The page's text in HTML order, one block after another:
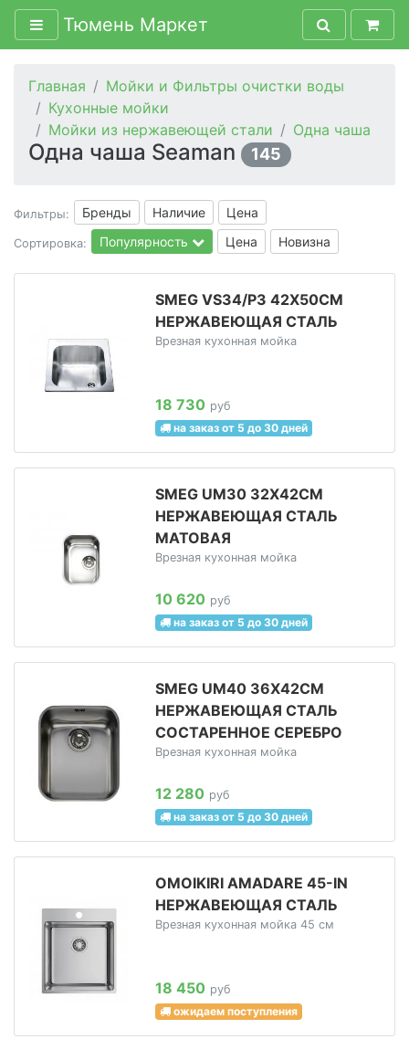
Тюмень Маркет
Главная
Мойки и Фильтры очистки воды
Кухонные мойки
Мойки из нержавеющей стали
Одна чаша
Одна чаша Seaman 145
Фильтры: Бренды Наличие Цена
Сортировка: Популярность Цена Новизна
SMEG VS34/P3 42Х50СМ
НЕРЖАВЕЮЩАЯ СТАЛЬ
Врезная кухонная мойка
18 730 руб
на заказ от 5 до 30 дней
SMEG UM30 32Х42СМ
НЕРЖАВЕЮЩАЯ СТАЛЬ
МАТОВАЯ
Врезная кухонная мойка
10 620 руб
на заказ от 5 до 30 дней
SMEG UM40 36Х42СМ
НЕРЖАВЕЮЩАЯ СТАЛЬ
СОСТАРЕННОЕ СЕРЕБРО
Врезная кухонная мойка
12 280 руб
на заказ от 5 до 30 дней
OMOIKIRI AMADARE 45-IN
НЕРЖАВЕЮЩАЯ СТАЛЬ
Врезная кухонная мойка 45 см
18 450 руб
ожидаем поступления